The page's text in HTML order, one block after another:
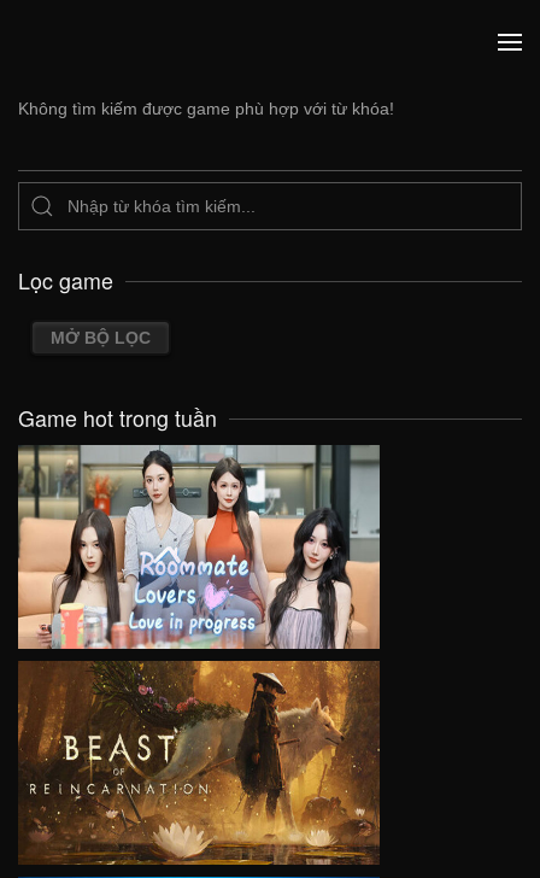
Không tìm kiếm được game phù hợp với từ khóa!
Lọc game
MỞ BỘ LỌC
Game hot trong tuần
VIEW
VIEW